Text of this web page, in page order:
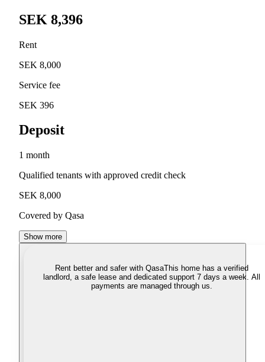
SEK 8,396
Rent
SEK 8,000
Service fee
SEK 396
Deposit
1 month
Qualified tenants with approved credit check
SEK 8,000
Covered by Qasa
Show more
Rent better and safer with QasaThis home has a verified
landlord, a safe lease and dedicated support 7 days a week. All
payments are managed through us.